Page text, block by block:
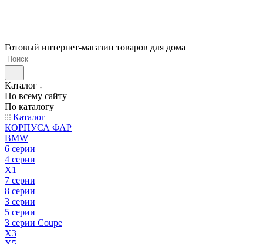
Готовый интернет-магазин товаров для дома
Каталог
По всему сайту
По каталогу
Каталог
КОРПУСА ФАР
BMW
6 серии
4 серии
X1
7 серии
8 серии
3 серии
5 серии
3 серии Coupe
X3